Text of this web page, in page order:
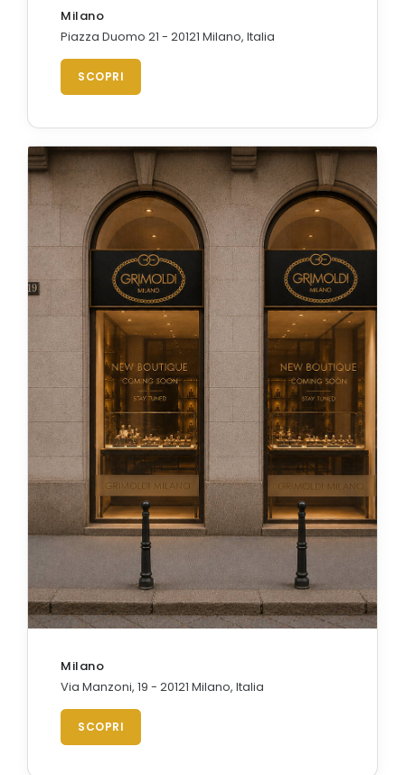
Milano
Piazza Duomo 21 - 20121 Milano, Italia
SCOPRI
Milano
Via Manzoni, 19 - 20121 Milano, Italia
SCOPRI